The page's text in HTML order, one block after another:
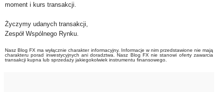
moment i kurs transakcji.
Życzymy udanych transakcji,
Zespół Wspólnego Rynku.
Nasz Blog FX ma wyłącznie charakter informacyjny. Informacje w nim przedstawione nie mają
charakteru porad inwestycyjnych ani doradztwa. Nasz Blog FX nie stanowi oferty zawarcia
transakcji kupna lub sprzedaży jakiegokolwiek instrumentu finansowego.